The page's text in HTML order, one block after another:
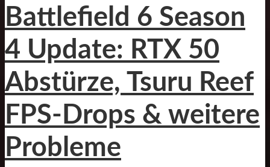
Battlefield 6 Season
4 Update: RTX 50
Abstürze, Tsuru Reef
FPS-Drops & weitere
Probleme